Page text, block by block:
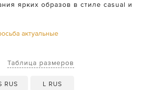
ярких образов в стиле casual и
актуальные
Таблица размеров
RUS L RUS